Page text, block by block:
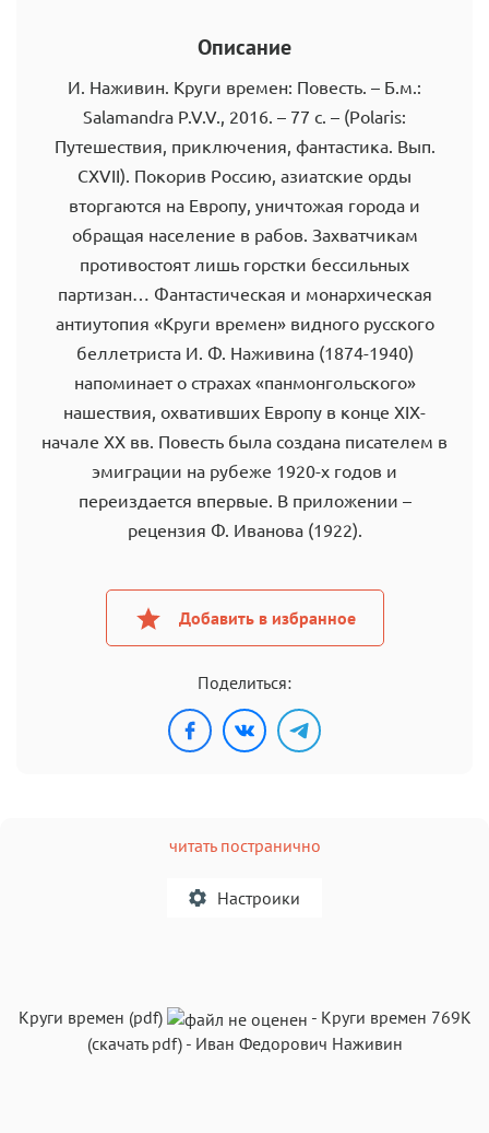
Описание
И. Наживин. Круги времен: Повесть. – Б.м.:
Salamandra P.V.V., 2016. – 77 c. – (Polaris:
Путешествия, приключения, фантастика. Вып.
CXVII). Покорив Россию, азиатские орды
вторгаются на Европу, уничтожая города и
обращая население в рабов. Захватчикам
противостоят лишь горстки бессильных
партизан… Фантастическая и монархическая
антиутопия «Круги времен» видного русского
беллетриста И. Ф. Наживина (1874-1940)
напоминает о страхах «панмонгольского»
нашествия, охвативших Европу в конце XIX-
начале ХХ вв. Повесть была создана писателем в
эмиграции на рубеже 1920-х годов и
переиздается впервые. В приложении –
рецензия Ф. Иванова (1922).
Добавить в избранное
Поделиться:
читать постранично
Настроики
Текст Текст Текст Текст
Круги времен (pdf) - Круги времен 769K
(скачать pdf)- Иван Федорович Наживин